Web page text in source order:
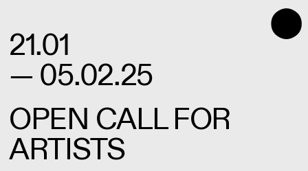
⬤
21.01
— 05.02.25
OPEN CALL FOR
ARTISTS